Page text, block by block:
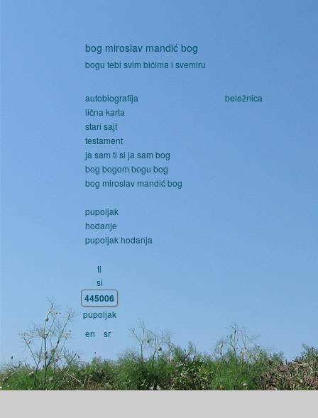
bog miroslav mandić bog
bogu tebi svim bićima i svemiru
autobiografija
lična karta
stari sajt
testament
ja sam ti si ja sam bog
bog bogom bogu bog
bog miroslav mandić bog
pupoljak
hodanje
pupoljak hodanja
beležnica
ti
si
445006
pupoljak
en
sr